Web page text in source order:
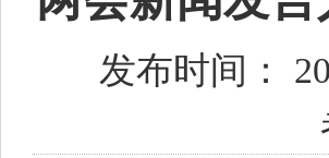
发布时间：